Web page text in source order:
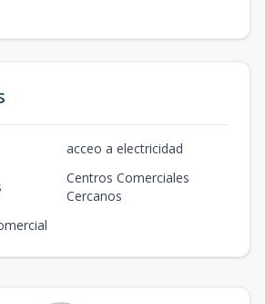
acceo a electricidad
Centros Comerciales
Cercanos